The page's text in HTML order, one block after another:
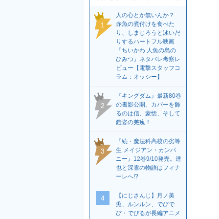
1
人の心とか無いんか？
赤魚の煮付けを食べた
り、しまじろうと泳いだ
りするハートフル映画
『ちいかわ 人魚の島の
ひみつ』ネタバレ考察レ
ビュー【電撃スタッフコ
ラム：オッシー】
2
『キングダム』最新80巻
の書影公開。カバーを飾
るのは信、蒙恬、そして
鎧姿の羌瘣！
3
『続・魔法科高校の劣等
生 メイジアン・カンパ
ニー』12巻9/10発売。達
也と深雪の物語はフィナ
ーレへ!?
4
【にじさんじ】月ノ美
兎、ルンルン、でびで
び・でびるが長編アニメ